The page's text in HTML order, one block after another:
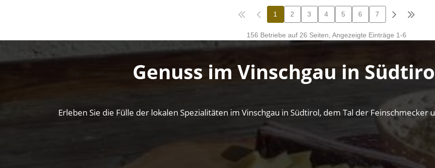
Genuss im Vinschgau in
Erleben Sie die Fülle der lokalen Spezialitäten im Vinschgau in Südtirol, dem Tal der